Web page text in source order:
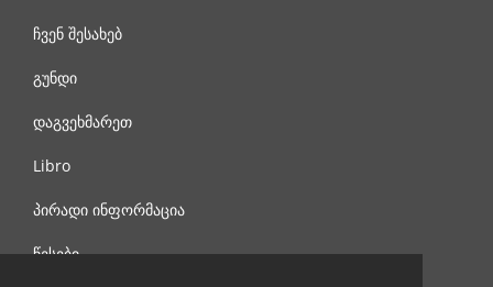
ჩვენ შესახებ
გუნდი
დაგვეხმარეთ
Libro
პირადი ინფორმაცია
წესები